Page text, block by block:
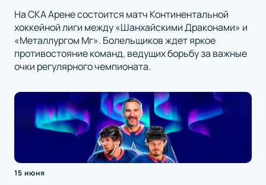
На СКА Арене состоится матч Континентальной
хоккейной лиги между «Шанхайскими Драконами» и
«Металлургом Мг». Болельщиков ждет яркое
противостояние команд, ведущих борьбу за важные
очки регулярного чемпионата.
15 июня